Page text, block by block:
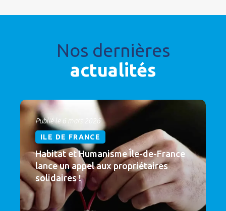
Nos dernières
actualités
Publié le 6 mars 2026
ILE DE FRANCE
Habitat et Humanisme Île-de-France
lance un appel aux propriétaires
solidaires !